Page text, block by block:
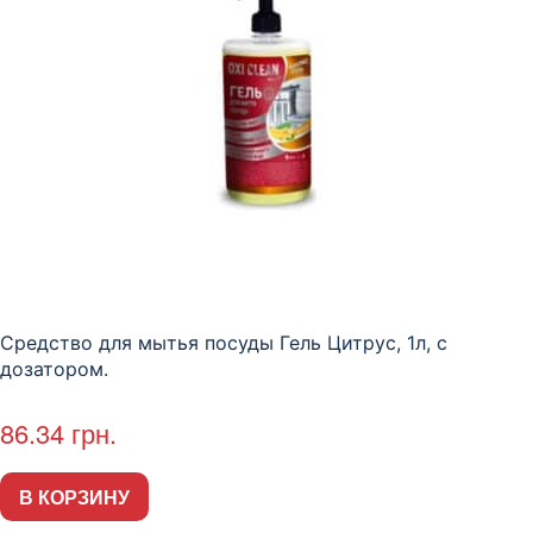
Средство для мытья посуды Гель Цитрус, 1л, с
дозатором.
86.34 грн.
В КОРЗИНУ